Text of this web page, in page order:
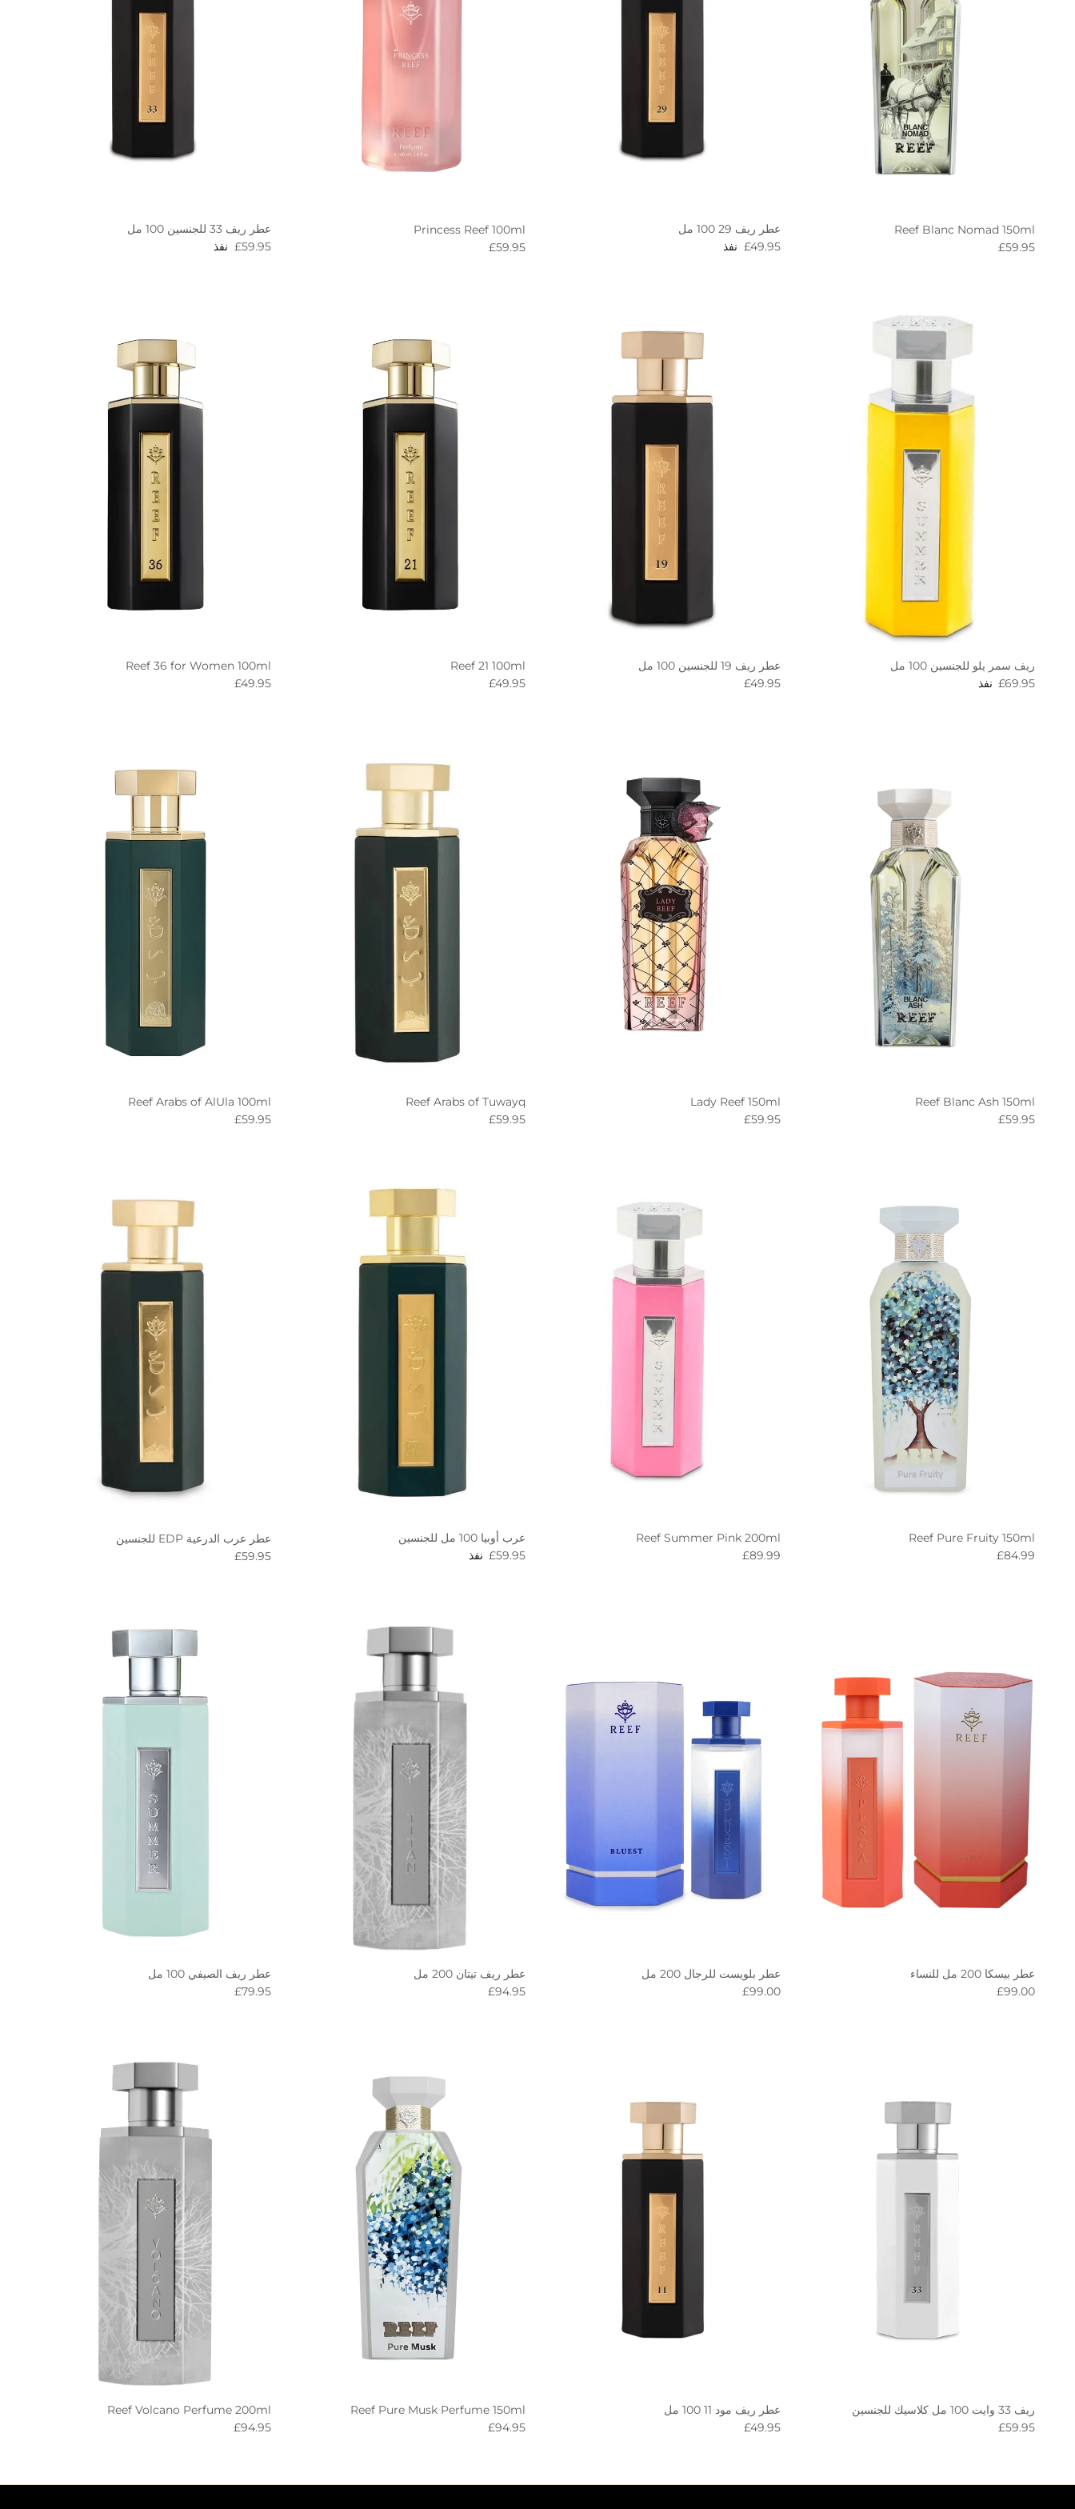
Reef Blanc Nomad 150ml
Regular price
£59.95
عطر ريف 29 100 مل
Regular price
£49.95 نفذ
Princess Reef 100ml
Regular price
£59.95
عطر ريف 33 للجنسين 100 مل
Regular price
£59.95 نفذ
ريف سمر يلو للجنسين 100 مل
Regular price
£69.95 نفذ
عطر ريف 19 للجنسين 100 مل
Regular price
£49.95
Reef 21 100ml
Regular price
£49.95
Reef 36 for Women 100ml
Regular price
£49.95
Reef Blanc Ash 150ml
Regular price
£59.95
Lady Reef 150ml
Regular price
£59.95
Reef Arabs of Tuwayq
Regular price
£59.95
Reef Arabs of AlUla 100ml
Regular price
£59.95
Reef Pure Fruity 150ml
Regular price
£84.99
Reef Summer Pink 200ml
Regular price
£89.99
عرب أوبيا 100 مل للجنسين
Regular price
£59.95 نفذ
عطر عرب الدرعية EDP للجنسين
Regular price
£59.95
عطر بيسكا 200 مل للنساء
Regular price
£99.00
عطر بلويست للرجال 200 مل
Regular price
£99.00
عطر ريف تيتان 200 مل
Regular price
£94.95
عطر ريف الصيفي 100 مل
Regular price
£79.95
ريف 33 وايت 100 مل كلاسيك للجنسين
Regular price
£59.95
عطر ريف مود 11 100 مل
Regular price
£49.95
Reef Pure Musk Perfume 150ml
Regular price
£94.95
Reef Volcano Perfume 200ml
Regular price
£94.95